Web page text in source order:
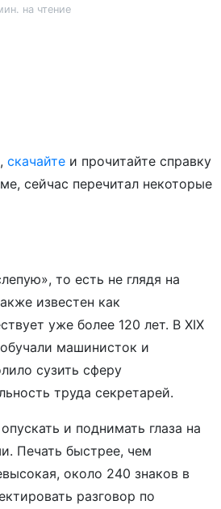
на чтение
скачайте и прочитайте справку
сейчас перечитал некоторые
то есть не глядя на
известен как
уже более 120 лет. В XIX
машинисток и
сузить сферу
труда секретарей.
и поднимать глаза на
Печать быстрее, чем
около 240 знаков в
разговор по